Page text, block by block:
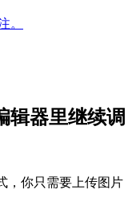
辑器里继续调
，你只需要上传图片